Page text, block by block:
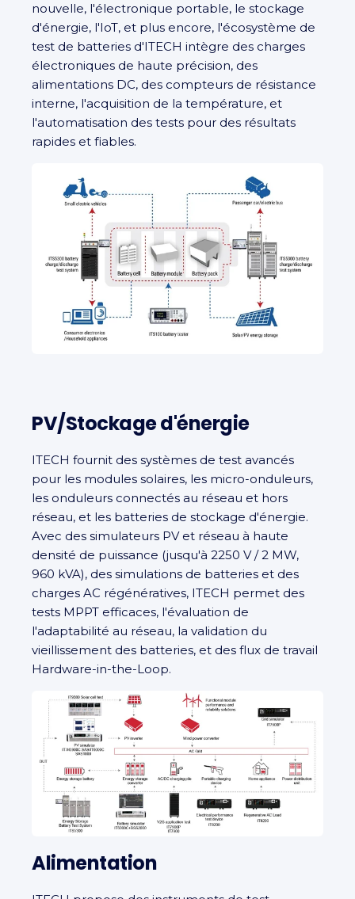
nouvelle, l'électronique portable, le stockage
d'énergie, l'IoT, et plus encore, l'écosystème de
test de batteries d'ITECH intègre des charges
électroniques de haute précision, des
alimentations DC, des compteurs de résistance
interne, l'acquisition de la température, et
l'automatisation des tests pour des résultats
rapides et fiables.
PV/Stockage d'énergie
ITECH fournit des systèmes de test avancés
pour les modules solaires, les micro-onduleurs,
les onduleurs connectés au réseau et hors
réseau, et les batteries de stockage d'énergie.
Avec des simulateurs PV et réseau à haute
densité de puissance (jusqu'à 2250 V / 2 MW,
960 kVA), des simulations de batteries et des
charges AC régénératives, ITECH permet des
tests MPPT efficaces, l'évaluation de
l'adaptabilité au réseau, la validation du
vieillissement des batteries, et des flux de travail
Hardware-in-the-Loop.
Alimentation